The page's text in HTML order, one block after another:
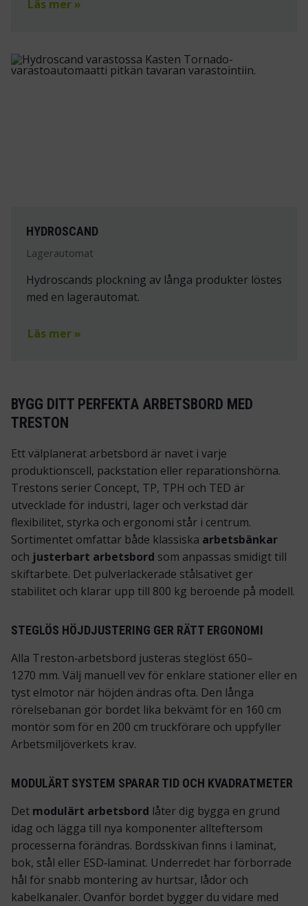
Läs mer »
HYDROSCAND
Lagerautomat
Hydroscands plockning av långa produkter löstes
med en lagerautomat.
Läs mer »
BYGG DITT PERFEKTA ARBETSBORD MED
TRESTON
Ett välplanerat arbetsbord är navet i varje
produktionscell, packstation eller reparationshörna.
Trestons serier Concept, TP, TPH och TED är
utvecklade för industri, lager och verkstad där
flexibilitet, styrka och ergonomi står i centrum.
Sortimentet omfattar både klassiska arbetsbänkar
och justerbart arbetsbord som anpassas smidigt till
skiftarbete. Det pulverlackerade stålsativet ger
stabilitet och klarar upp till 800 kg beroende på modell.
STEGLÖS HÖJDJUSTERING GER RÄTT ERGONOMI
Alla Treston‑arbetsbord justeras steglöst 650–
1270 mm. Välj manuell vev för enklare stationer eller en
tyst elmotor när höjden ändras ofta. Den långa
rörelsebanan gör bordet lika bekvämt för en 160 cm
montör som för en 200 cm truckförare och uppfyller
Arbetsmiljöverkets krav.
MODULÄRT SYSTEM SPARAR TID OCH KVADRATMETER
Det modulärt arbetsbord låter dig bygga en grund
idag och lägga till nya komponenter allteftersom
processerna förändras. Bordsskivan finns i laminat,
bok, stål eller ESD‑laminat. Underredet har förborrade
hål för snabb montering av hurtsar, lådor och
kabelkanaler. Ovanför bordet bygger du vidare med